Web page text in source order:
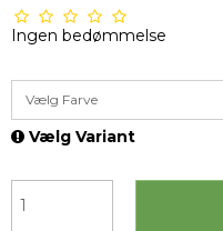
Ingen bedømmelse
Vælg Farve
Vælg Variant